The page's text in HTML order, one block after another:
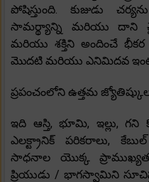
పోషిస్తుంది. కుజుడు
సామర్థ్యాన్ని మరియు దాని
మరియు శక్తిని అందించే భీకర
మొదటి మరియు ఎనిమిదవ ఇంటి
ప్రపంచంలోని ఉత్తమ
ఇది ఆస్తి, భూమి, ఇల్లు,
ఎలక్ట్రానిక్ పరికరాలు,
సాధనాల యొక్క
ప్రియుడు / భాగస్వామిని